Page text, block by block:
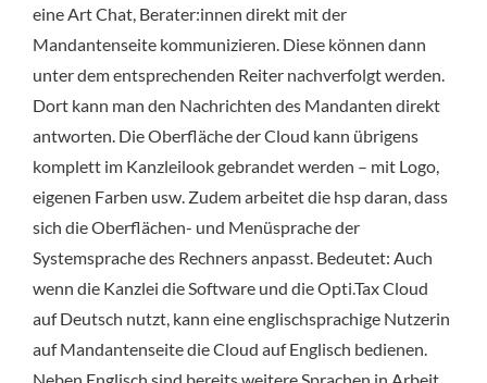
eine Art Chat, Berater:innen direkt mit der
Mandantenseite kommunizieren. Diese können dann
unter dem entsprechenden Reiter nachverfolgt werden.
Dort kann man den Nachrichten des Mandanten direkt
antworten. Die Oberfläche der Cloud kann übrigens
komplett im Kanzleilook gebrandet werden – mit Logo,
eigenen Farben usw. Zudem arbeitet die hsp daran, dass
sich die Oberflächen- und Menüsprache der
Systemsprache des Rechners anpasst. Bedeutet: Auch
wenn die Kanzlei die Software und die Opti.Tax Cloud
auf Deutsch nutzt, kann eine englischsprachige Nutzerin
auf Mandantenseite die Cloud auf Englisch bedienen.
Neben Englisch sind bereits weitere Sprachen in Arbeit